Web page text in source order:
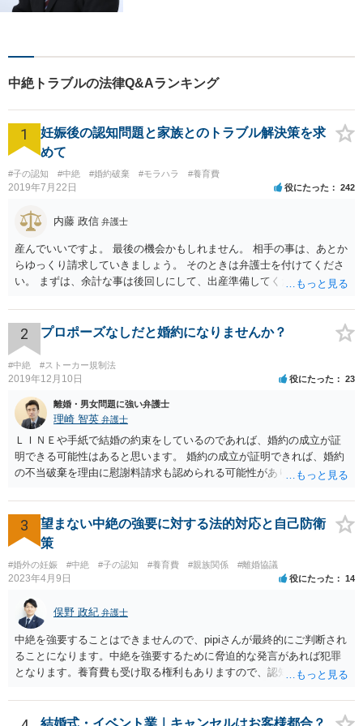
続・遺言・交通事故・借金・
債務整理などはお任せくださ
い。
中絶トラブルの法律Q&Aランキング
1
妊娠後の認知問題と家族とのトラブル解決策を求
めて
#子の認知 #中絶 #婚約破棄 #モラハラ #養育費
2019年7月22日 役にたった 242
内藤 政信 弁護士
産んでいいですよ。 最後の機会かもしれません。 相手の事は、あとか
らゆっくり請求していきましょう。 そのときは弁護士を付けてくださ
い。 まずは、余計な事は後回しにして、出産準備してください。
2 プロポーズなしだと婚約になりませんか？
#中絶 #ストーカー規制法
2019年12月10日 役にたった 23
離婚・男女問題に強い弁護士
理崎 智英 弁護士
ＬＩＮＥや手紙で結婚の約束をしているのであれば、婚約の成立が証
明できる可能性はあると思います。 婚約の成立が証明できれば、婚約
の不当破棄を理由に慰謝料請求も認められる可能性があります。
3
望まない中絶の強要に対する法的対応と自己防衛
策
#婚外の妊娠 #中絶 #子の認知 #養育費 #親族関係 #離婚協議
2023年4月9日 役にたった 14
俣野 政紀 弁護士
中絶を強要することはできませんので、pipiさんが最終的にご判断され
ることになります。中絶を強要するために脅迫的な発言があれば犯罪
となります。養育費も受け取る権利もありますので、認知等につきお
勧めします。
結婚式・イベント業｜キャンセルはお客様都合？